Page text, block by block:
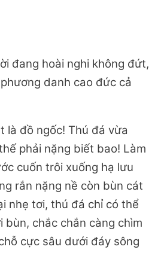
đang hoài nghi không đứt,
danh cao đức cả
là đồ ngốc! Thú đá vừa
phải nặng biết bao! Làm
cuốn trôi xuống hạ lưu
rắn nặng nề còn bùn cát
nhẹ tơi, thú đá chỉ có thể
bùn, chắc chắn càng chìm
cực sâu dưới đáy sông